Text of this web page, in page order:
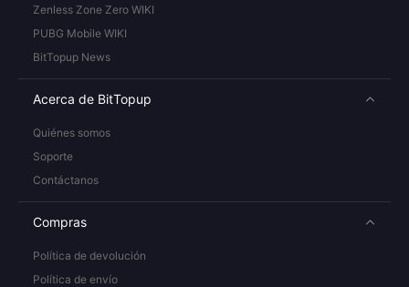
Zenless Zone Zero WIKI
PUBG Mobile WIKI
BitTopup News
Acerca de BitTopup
Quiénes somos
Soporte
Contáctanos
Compras
Política de devolución
Política de envío